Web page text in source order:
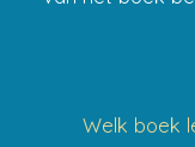
Welk boek